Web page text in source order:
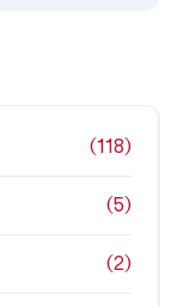
(118)
(5)
(2)